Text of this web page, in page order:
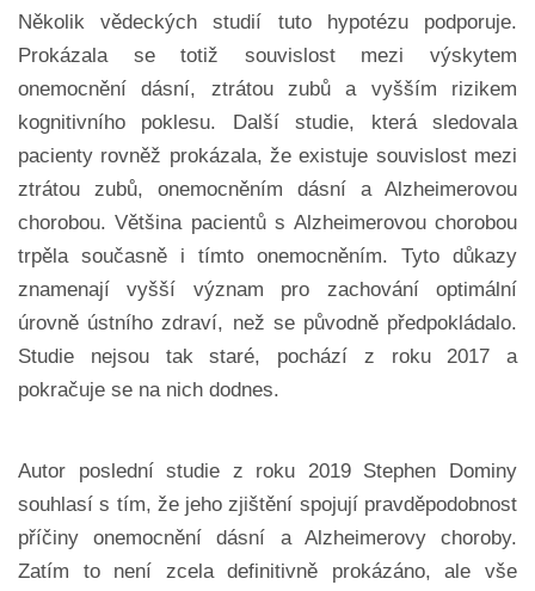
Několik vědeckých studií tuto hypotézu podporuje.
Prokázala se totiž souvislost mezi výskytem
onemocnění dásní, ztrátou zubů a vyšším rizikem
kognitivního poklesu. Další studie, která sledovala
pacienty rovněž prokázala, že existuje souvislost mezi
ztrátou zubů, onemocněním dásní a Alzheimerovou
chorobou.Většina pacientů s Alzheimerovou chorobou
trpěla současně i tímto onemocněním. Tyto důkazy
znamenají vyšší význam pro zachování optimální
úrovně ústního zdraví, než se původně předpokládalo.
Studie nejsou tak staré, pochází z roku 2017 a
pokračuje se na nich dodnes.
Autor poslední studie z roku 2019 Stephen Dominy
souhlasí s tím, že jeho zjištění spojují pravděpodobnost
příčiny onemocnění dásní a Alzheimerovy choroby.
Zatím to není zcela definitivně prokázáno,ale vše